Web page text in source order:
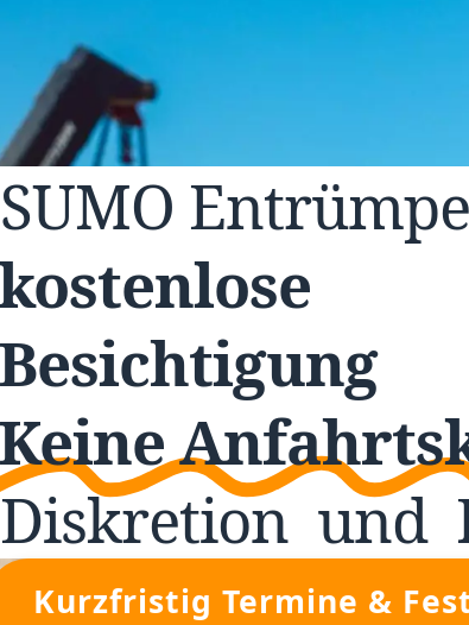
SUMO
Besichtigung
Keine
Diskretion und
Kurzfristig Termine &